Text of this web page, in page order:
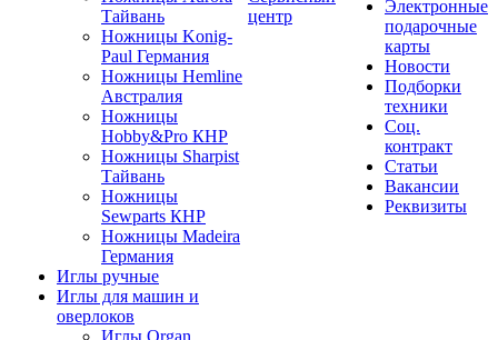
Тайвань
Ножницы Konig-
Paul Германия
Ножницы Hemline
Австралия
Ножницы
Hobby&Pro КНР
Ножницы Sharpist
Тайвань
Ножницы
Sewparts КНР
Ножницы Madeira
Германия
Иглы ручные
Иглы для машин и
оверлоков
Иглы Organ
центр
Электронные
подарочные
карты
Новости
Подборки
техники
Соц.
контракт
Статьи
Вакансии
Реквизиты